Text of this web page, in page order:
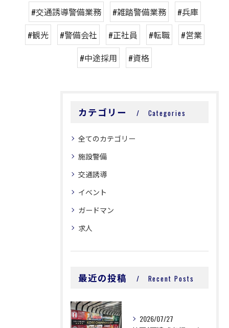
#交通誘導警備業務
#雑踏警備業務
#兵庫
#観光
#警備会社 #正社員 #転職
#営業
#中途採用
#資格
カテゴリー Categories
全てのカテゴリー
施設警備
交通誘導
イベント
ガードマン
求人
最近の投稿 Recent Posts
2026/07/27